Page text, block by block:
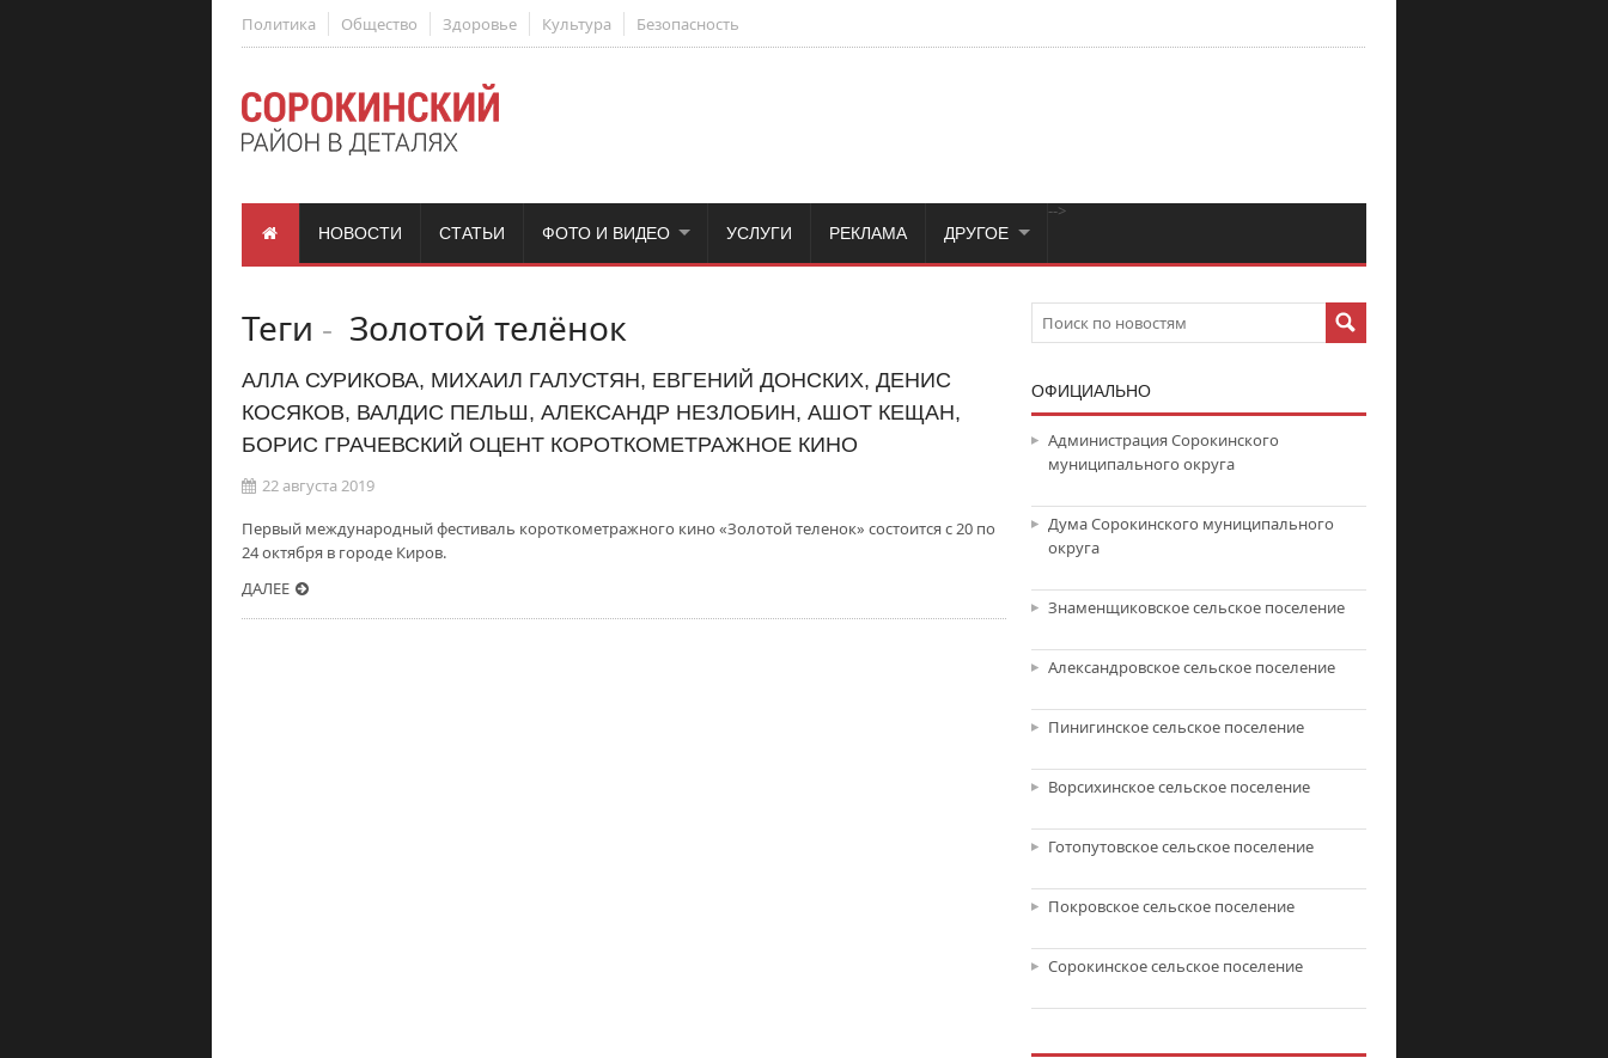
Политика Общество Здоровье Культура Безопасность
НОВОСТИ СТАТЬИ
-->
ФОТО И ВИДЕО УСЛУГИ РЕКЛАМА ДРУГОЕ
Теги - Золотой телёнок
АЛЛА СУРИКОВА, МИХАИЛ ГАЛУСТЯН, ЕВГЕНИЙ ДОНСКИХ, ДЕНИС
КОСЯКОВ, ВАЛДИС ПЕЛЬШ, АЛЕКСАНДР НЕЗЛОБИН, АШОТ КЕЩАН,
БОРИС ГРАЧЕВСКИЙ ОЦЕНТ КОРОТКОМЕТРАЖНОЕ КИНО
22 августа 2019
Первый международный фестиваль короткометражного кино «Золотой теленок» состоится с 20 по
24 октября в городе Киров.
ДАЛЕЕ
ОФИЦИАЛЬНО
Администрация Сорокинского
муниципального округа
Дума Сорокинского муниципального
округа
Знаменщиковское сельское поселение
Александровское сельское поселение
Пинигинское сельское поселение
Ворсихинское сельское поселение
Готопутовское сельское поселение
Покровское сельское поселение
Сорокинское сельское поселение